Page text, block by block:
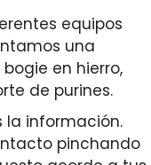
equipos
una
en hierro,
de purines.
información.
pinchando